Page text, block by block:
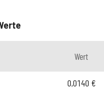
Wert
0,0140 €